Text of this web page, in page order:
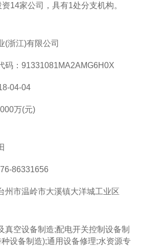
14家公司，具有1处分支机构。
江)有限公司
：91331081MA2AMG6H0X
04-04
万(元)
86331656
市温岭市大溪镇大洋城工业区
空设备制造;配电开关控制设备制
设备制造);通用设备修理;水资源专